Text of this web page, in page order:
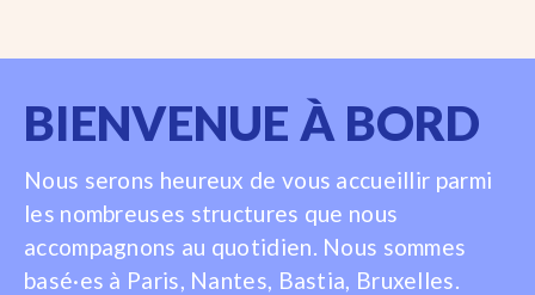
BIENVENUE À BORD
Nous serons heureux de vous accueillir parmi
les nombreuses structures que nous
accompagnons au quotidien. Nous sommes
basé·es à Paris, Nantes, Bastia, Bruxelles.